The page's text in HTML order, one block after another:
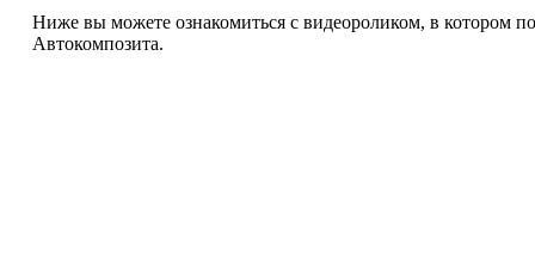
Ниже вы можете ознакомиться с видеороликом, в котором
Автокомпозита.